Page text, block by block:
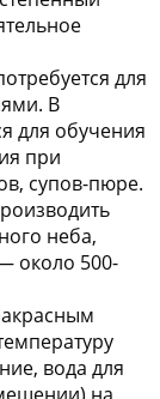
для
В
для обучения
при
супов-пюре.
неба,
около 500-
вода для
на